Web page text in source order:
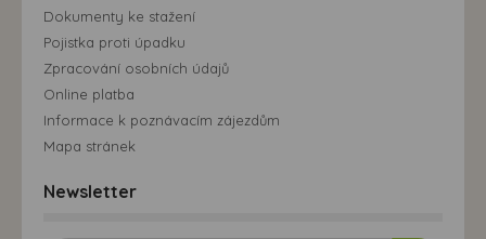
Dokumenty ke stažení
Pojistka proti úpadku
Zpracování osobních údajů
Online platba
Informace k poznávacím zájezdům
Mapa stránek
Newsletter